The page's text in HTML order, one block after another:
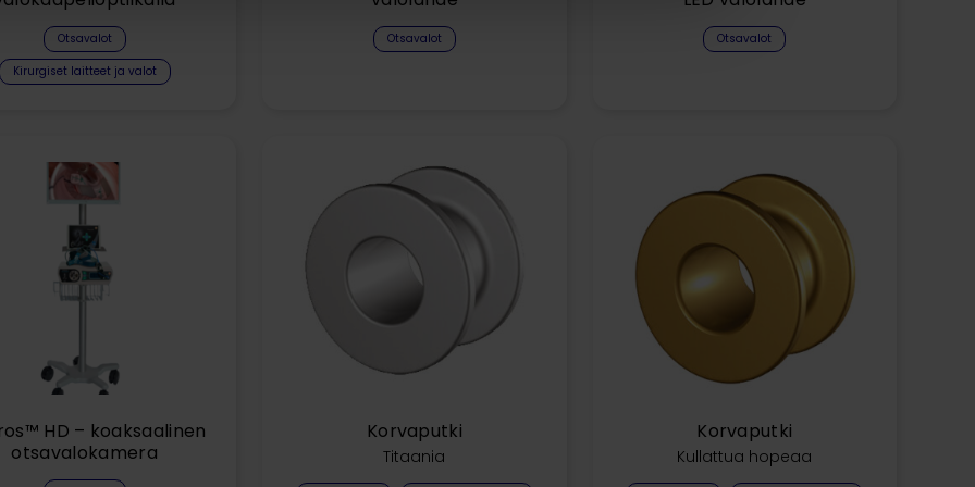
Otsavalot
Kirurgiset laitteet ja valot
Otsavalot Otsavalot
HD – koaksaalinen
otsavalokamera
Korvaputki
Titaania
Korvaputki
Kullattua hopeaa